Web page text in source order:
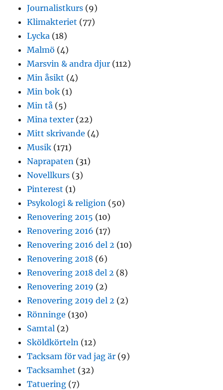
Journalistkurs (9)
Klimakteriet (77)
Lycka (18)
Malmö (4)
Marsvin & andra djur (112)
Min åsikt (4)
Min bok (1)
Min tå (5)
Mina texter (22)
Mitt skrivande (4)
Musik (171)
Naprapaten (31)
Novellkurs (3)
Pinterest (1)
Psykologi & religion (50)
Renovering 2015 (10)
Renovering 2016 (17)
Renovering 2016 del 2 (10)
Renovering 2018 (6)
Renovering 2018 del 2 (8)
Renovering 2019 (2)
Renovering 2019 del 2 (2)
Rönninge (130)
Samtal (2)
Sköldkörteln (12)
Tacksam för vad jag är (9)
Tacksamhet (32)
Tatuering (7)